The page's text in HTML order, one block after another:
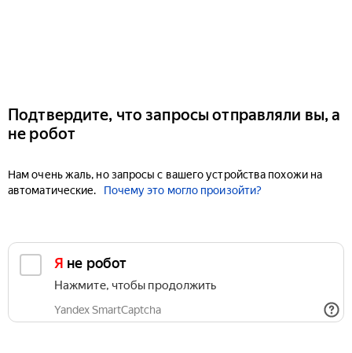
Подтвердите, что запросы отправляли вы, а
не робот
Нам очень жаль, но запросы с вашего устройства похожи на
автоматические.
Почему это могло произойти?
Я не робот
Нажмите, чтобы продолжить
Yandex SmartCaptcha